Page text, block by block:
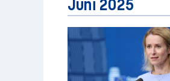
Juni 2025